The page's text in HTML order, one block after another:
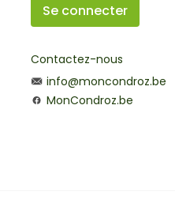
Se connecter
Contactez-nous
info@moncondroz.be
MonCondroz.be